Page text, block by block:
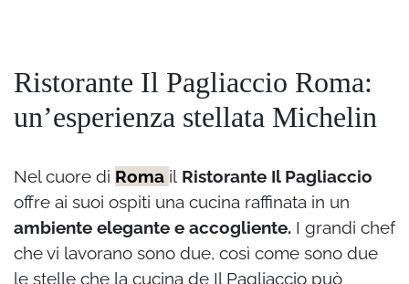
Ristorante Il Pagliaccio Roma:
un’esperienza stellata Michelin
Nel cuore di Roma il Ristorante Il Pagliaccio
offre ai suoi ospiti una cucina raffinata in un
ambiente elegante e accogliente. I grandi chef
che vi lavorano sono due, così come sono due
le stelle che la cucina de Il Pagliaccio può